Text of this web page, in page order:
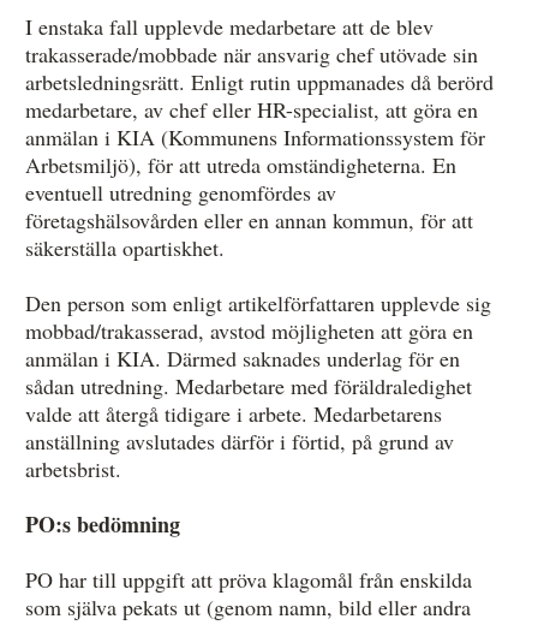
I enstaka fall upplevde medarbetare att de blev
trakasserade/mobbade när ansvarig chef utövade sin
arbetsledningsrätt. Enligt rutin uppmanades då berörd
medarbetare, av chef eller HR-specialist, att göra en
anmälan i KIA (Kommunens Informationssystem för
Arbetsmiljö), för att utreda omständigheterna. En
eventuell utredning genomfördes av
företagshälsovården eller en annan kommun, för att
säkerställa opartiskhet.
Den person som enligt artikelförfattaren upplevde sig
mobbad/trakasserad, avstod möjligheten att göra en
anmälan i KIA. Därmed saknades underlag för en
sådan utredning. Medarbetare med föräldraledighet
valde att återgå tidigare i arbete. Medarbetarens
anställning avslutades därför i förtid, på grund av
arbetsbrist.
PO:s bedömning
PO har till uppgift att pröva klagomål från enskilda
som själva pekats ut (genom namn, bild eller andra